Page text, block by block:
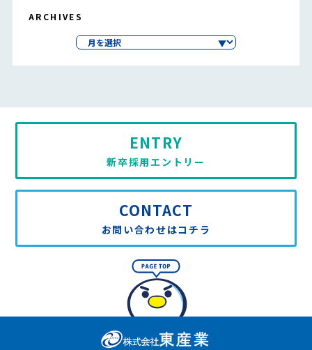
ARCHIVES
CONTACT
お問い合わせはコチラ
ENTRY
新卒採用エントリー